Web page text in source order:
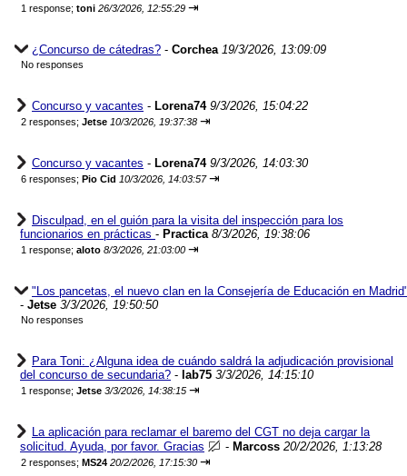
1 response; toni 26/3/2026, 12:55:29 ⇥
¿Concurso de cátedras? - Corchea 19/3/2026, 13:09:09
No responses
Concurso y vacantes - Lorena74 9/3/2026, 15:04:22
2 responses; Jetse 10/3/2026, 19:37:38 ⇥
Concurso y vacantes - Lorena74 9/3/2026, 14:03:30
6 responses; Pio Cid 10/3/2026, 14:03:57 ⇥
Disculpad, en el guión para la visita del inspección para los
funcionarios en prácticas - Practica 8/3/2026, 19:38:06
1 response; aloto 8/3/2026, 21:03:00 ⇥
"Los pancetas, el nuevo clan en la Consejería de Educación en
- Jetse 3/3/2026, 19:50:50
No responses
Para Toni: ¿Alguna idea de cuándo saldrá la adjudicación provisional
del concurso de secundaria? - lab75 3/3/2026, 14:15:10
1 response; Jetse 3/3/2026, 14:38:15 ⇥
La aplicación para reclamar el baremo del CGT no deja cargar la
solicitud. Ayuda, por favor. Gracias
- Marcoss 20/2/2026, 1:13:28
2 responses; MS24 20/2/2026, 17:15:30 ⇥